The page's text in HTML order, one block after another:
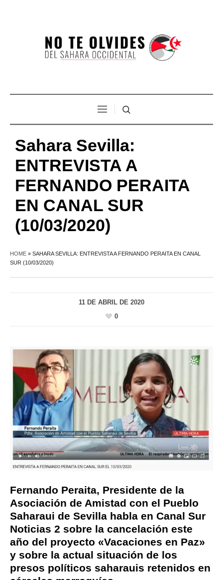
Sahara Sevilla:
ENTREVISTA A
FERNANDO PERAITA
EN CANAL SUR
(10/03/2020)
HOME » SAHARA SEVILLA: ENTREVISTA A FERNANDO PERAITA EN CANAL
SUR (10/03/2020)
11 DE ABRIL DE 2020
0
Fernando Peraita, Presidente de la
Asociación de Amistad con el Pueblo
Saharaui de Sevilla habla en Canal Sur
Noticias 2 sobre la cancelación este
año del proyecto «Vacaciones en Paz»
y sobre la actual situación de los
presos políticos saharauis retenidos en